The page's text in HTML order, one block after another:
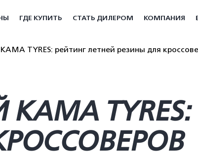
ГДЕ КУПИТЬ СТАТЬ ДИЛЕРОМ КОМПАНИЯ
TYRES: рейтинг летней резины для